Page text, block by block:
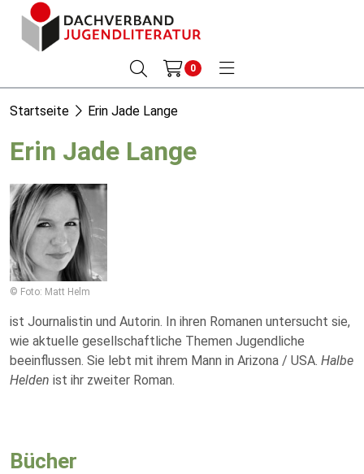
0
Startseite Erin Jade Lange
Erin Jade Lange
© Foto: Matt Helm
ist Journalistin und Autorin. In ihren Romanen untersucht sie,
wie aktuelle gesellschaftliche Themen Jugendliche
beeinflussen. Sie lebt mit ihrem Mann in Arizona / USA. Halbe
Helden ist ihr zweiter Roman.
Bücher